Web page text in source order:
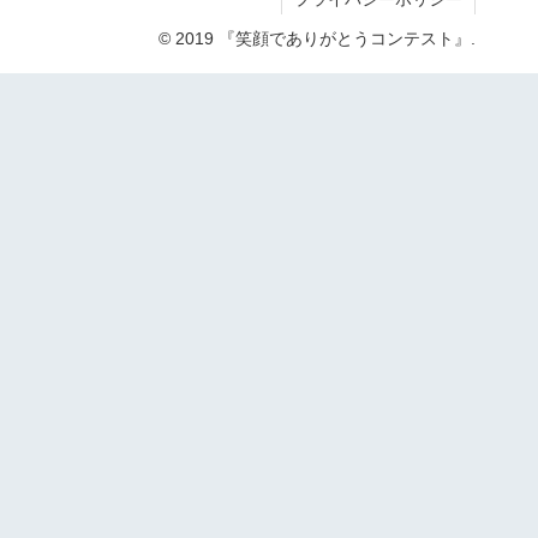
© 2019 『笑顔でありがとうコンテスト』.